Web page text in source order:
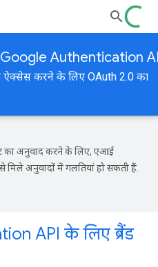
Authentication
ऐक्सेस करने के लिए OAuth 2.0 का
का अनुवाद करने के लिए, एआई
अनुवादों में गलतियां हो सकती हैं.
API के लिए ब्रैंड